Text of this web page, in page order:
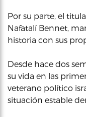
Por su parte, el
Nafatalí Bennet,
historia con sus
Desde hace dos
su vida en las
veterano político
situación estable